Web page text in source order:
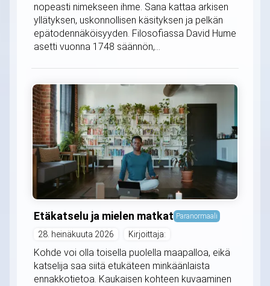
nopeasti nimekseen ihme. Sana kattaa arkisen
yllätyksen, uskonnollisen käsityksen ja pelkän
epätodennäköisyyden. Filosofiassa David Hume
asetti vuonna 1748 säännön,...
Etäkatselu ja mielen matkat Paranormaali
28. heinäkuuta 2026 Kirjoittaja:
Kohde voi olla toisella puolella maapalloa, eikä
katselija saa siitä etukäteen minkäänlaista
ennakkotietoa. Kaukaisen kohteen kuvaaminen